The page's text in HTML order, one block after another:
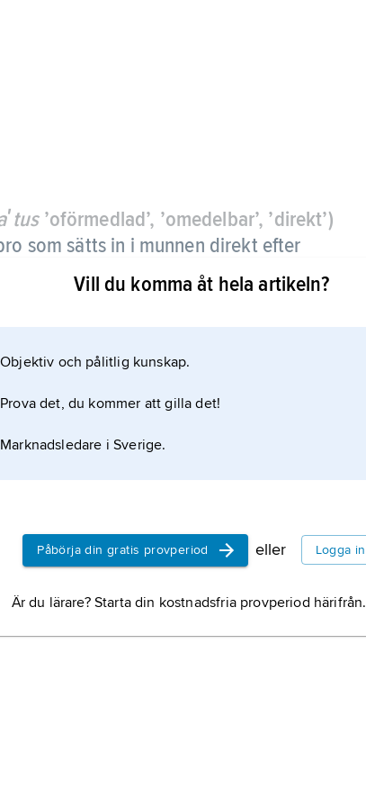
’oförmedlad’, ’omedelbar’, ’direkt’)
som sätts in i munnen direkt efter
är att patienten inte behöver vara
slemhinnan kan ändra form under läkningen
måste korrigeras med ombyggnad, rebasering.
Vill du komma åt hela artikeln?
Objektiv och pålitlig kunskap.
Prova det, du kommer att gilla det!
Marknadsledare i Sverige.
Påbörja din gratis provperiod eller Logga in
Är du lärare? Starta din kostnadsfria provperiod härifrån.